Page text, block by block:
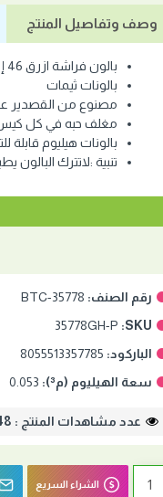
وصف وتفاصيل المنتج
بالون فراشة ازرق 46 إنش
بالونات ثيمات
مصنوع من القصدير
مغلف حبه في كل
بالونات هيليوم قابلة
تنبية :لاتترك البالون
رقم الصنف: BTC-35778
SKU:
35778GH-P
الباركود: 8055513357785
سعة الهيليوم (م³):
0.053
عدد مشاهدات المنتج : 2948
الشراء السريع